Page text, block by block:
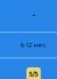
+
6-12 мес.
5/5